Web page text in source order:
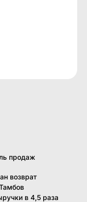
продаж
возврат
в 4,5 раза